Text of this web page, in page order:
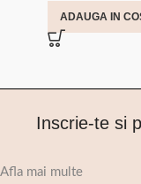
ADAUGA IN
Inscrie-te si
Afla mai multe